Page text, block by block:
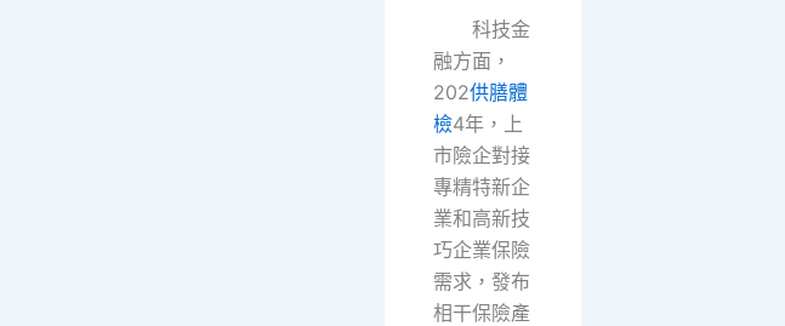
科技金
融方面，
202供膳體
檢4年，上
市險企對接
專精特新企
業和高新技
巧企業保險
需求，發布
相干保險產